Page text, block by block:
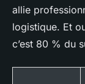
allie
logistique. Et
c’est 80 % du